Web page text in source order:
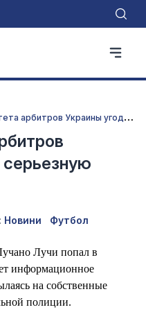
Г
лава комитета арбитров Украины угодил в серьезную аварию
Новини Футбол
Лучи попал в
информационное
на собственные
полиции.